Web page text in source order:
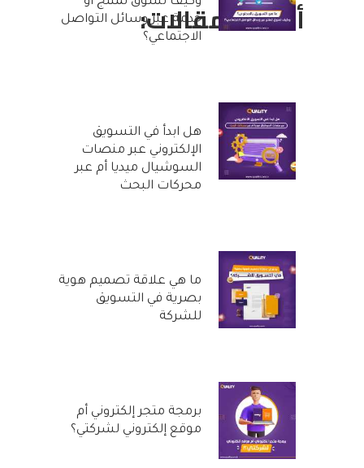
أحدث المقالات:خدمة عبر وسائل التواصل
الاجتماعي؟
هل ابدأ في التسويق
الإلكتروني عبر منصات
السوشيال ميديا أم عبر
محركات البحث
ما هي علاقة تصميم هوية
بصرية في التسويق
للشركة
برمجة متجر إلكتروني أم
موقع إلكتروني لشركتي؟